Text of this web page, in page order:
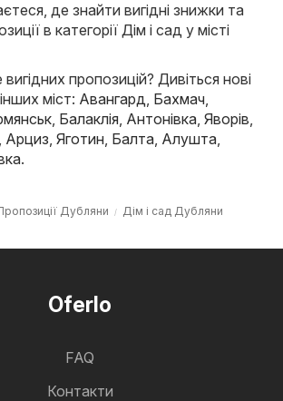
де знайти вигідні знижки та
в категорії Дім і сад у місті
пропозицій? Дивіться нові
міст: Авангард, Бахмач,
, Балаклія, Антонівка, Яворів,
, Арциз, Яготин, Балта, Алушта,
.
Дубляни Дім і сад Дубляни
Oferlo
FAQ
Контакти